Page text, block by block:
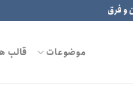
و فرق
موضوعات قالب